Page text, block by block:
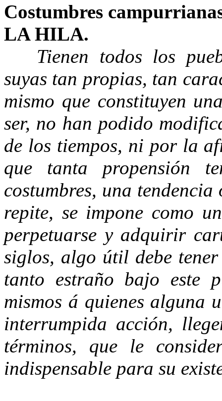
Costumbres
LA HILA.
Tienen todos los
suyas tan propias, tan
mismo que constituyen
ser, no han podido
de los tiempos, ni por la
que tanta propensión
costumbres, una
repite, se impone como
perpetuarse y adquirir
siglos, algo útil debe
tanto estraño bajo este
mismos á quienes alguna
interrumpida acción,
términos, que le
indispensable para su